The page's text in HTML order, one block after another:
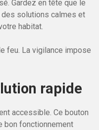
Gardez en tête que le
solutions calmes et
habitat.
feu. La vigilance impose
rapide
accessible. Ce bouton
bon fonctionnement